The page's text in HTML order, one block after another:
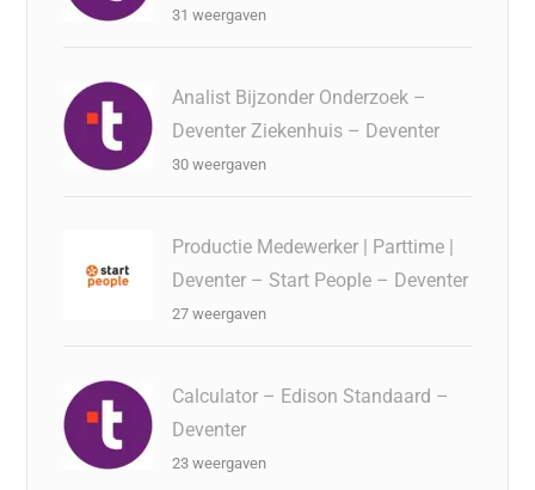
31 weergaven
Analist Bijzonder Onderzoek –
Deventer Ziekenhuis – Deventer
30 weergaven
Productie Medewerker | Parttime |
Deventer – Start People – Deventer
27 weergaven
Calculator – Edison Standaard –
Deventer
23 weergaven